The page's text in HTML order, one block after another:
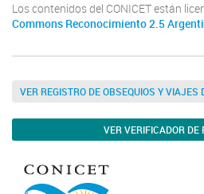
Los contenidos del CONICET están
Commons Reconocimiento 2.5
VER REGISTRO DE OBSEQUIOS Y VIAJES
VER VERIFICADOR DE